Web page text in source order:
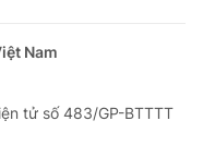
Nam
tử số 483/GP-BTTTT